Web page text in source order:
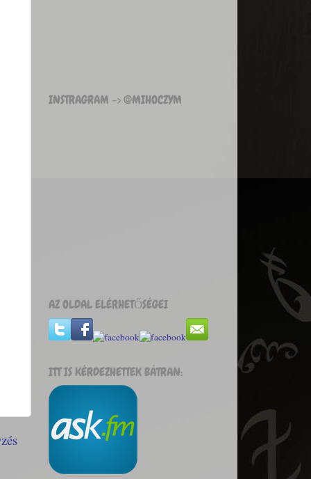
INSTRAGRAM -> @MIHOCZYM
AZ OLDAL ELÉRHETŐSÉGEI
ITT IS KÉRDEZHETTEK BÁTRAN: